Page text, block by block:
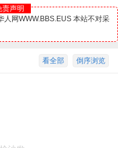
声明
网WWW.BBS.EUS 本站不对采
倒序浏览
看全部